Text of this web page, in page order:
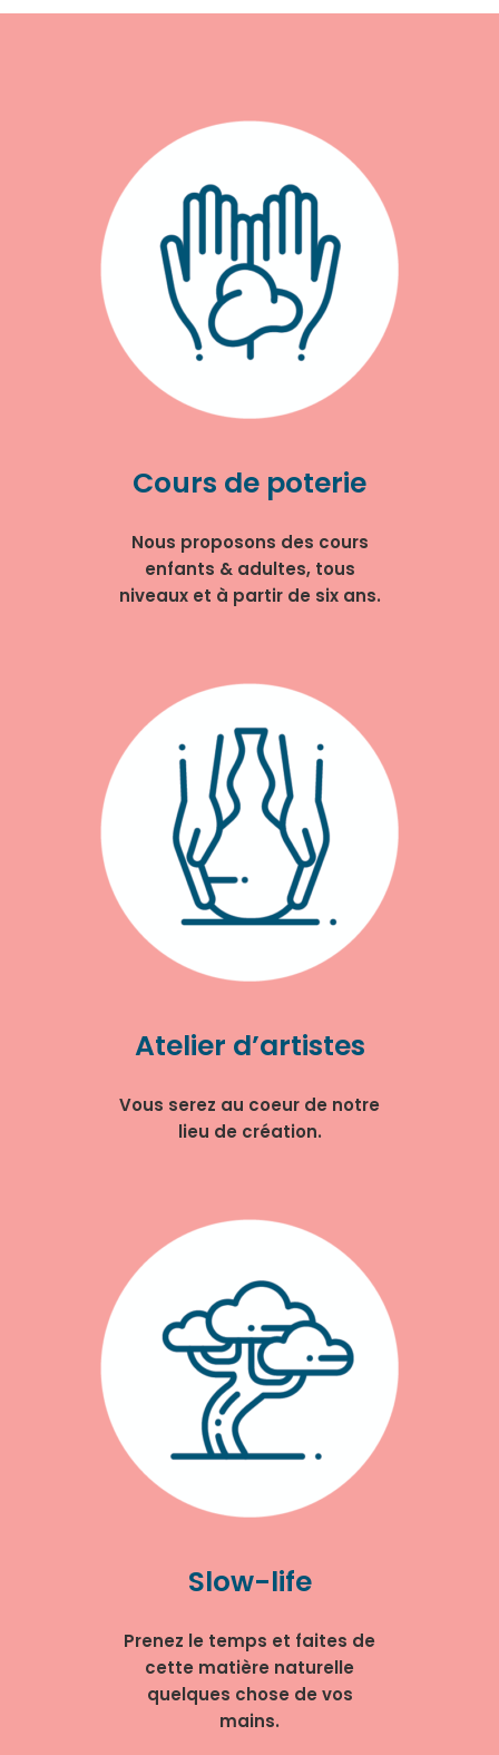
Cours de poterie
Nous proposons des cours
enfants & adultes, tous
niveaux et à partir de six ans.
Atelier d’artistes
Vous serez au coeur de notre
lieu de création.
Slow-life
Prenez le temps et faites de
cette matière naturelle
quelques chose de vos
mains.